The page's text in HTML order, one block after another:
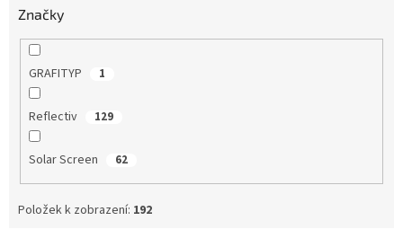
Značky
GRAFITYP 1
Reflectiv 129
Solar Screen 62
Položek k zobrazení: 192